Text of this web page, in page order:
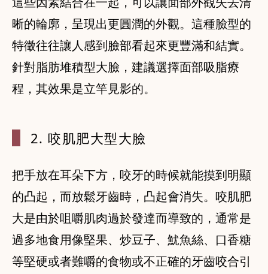
晰的輪廓，呈現出更圓潤的外觀。這種臉型的
特徵往往讓人感到臉部看起來更豐滿和結實。
針對脂肪堆積型大臉，建議選擇面部吸脂療
程，其效果是立竿見影的。
2. 咬肌肥大型大臉
把手放在耳朵下方，咬牙的時候就能摸到明顯
的凸起，而放鬆牙齒時，凸起會消失。咬肌肥
大是由於咀嚼肌肉過於發達而導致的，通常是
過多地食用像堅果、炒豆子、魷魚絲、口香糖
等堅硬或者難嚼的食物或不正確的牙齒咬合引